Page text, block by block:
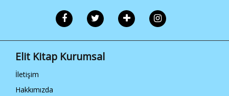
Elit Kitap Kurumsal
İletişim
Hakkımızda